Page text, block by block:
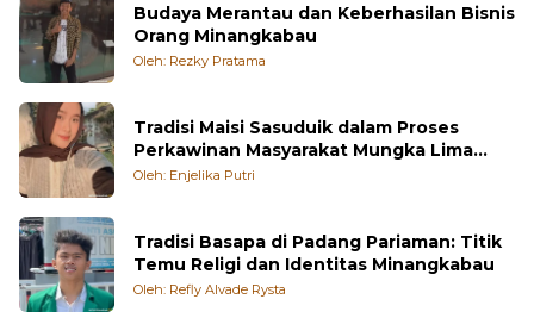
Budaya Merantau dan Keberhasilan Bisnis
Orang Minangkabau
Oleh: Rezky Pratama
Tradisi Maisi Sasuduik dalam Proses
Perkawinan Masyarakat Mungka Lima
Puluh Kota
Oleh: Enjelika Putri
Tradisi Basapa di Padang Pariaman: Titik
Temu Religi dan Identitas Minangkabau
Oleh: Refly Alvade Rysta